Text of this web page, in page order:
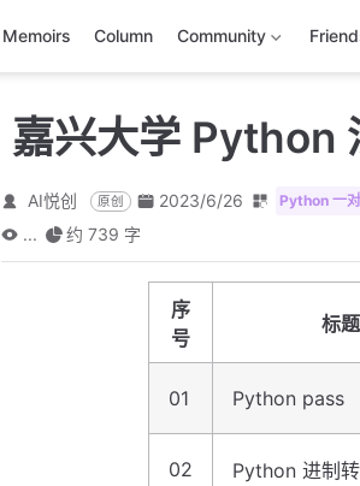
Memoirs Column Community
嘉兴大学 Python
AI悦创 原创 2023/6/26 Python 一
...
约 739 字
序
号
标题
01 Python pass
02 Python 进制